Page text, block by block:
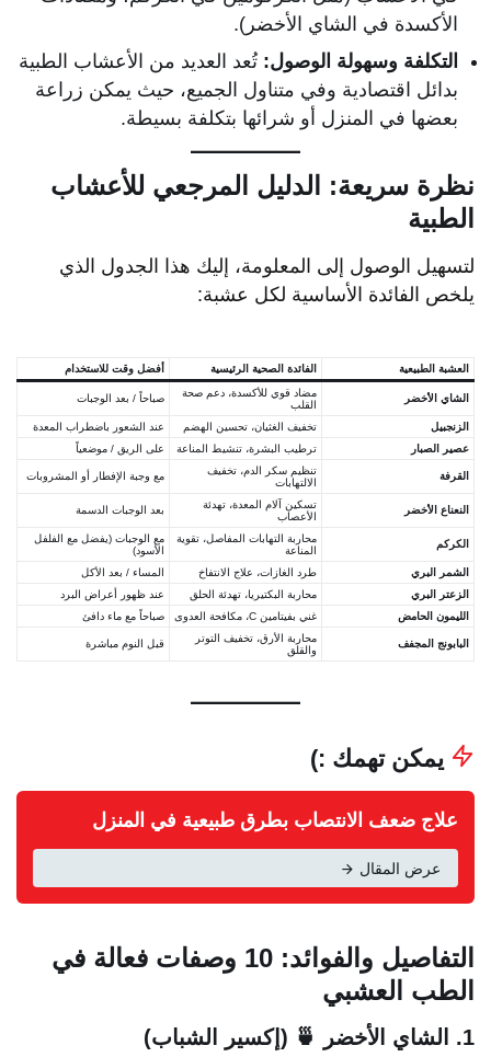
الأكسدة في الشاي الأخضر).
التكلفة وسهولة الوصول: تُعد العديد من الأعشاب الطبية
بدائل اقتصادية وفي متناول الجميع، حيث يمكن زراعة
بعضها في المنزل أو شرائها بتكلفة بسيطة.
نظرة سريعة: الدليل المرجعي للأعشاب
الطبية
لتسهيل الوصول إلى المعلومة، إليك هذا الجدول الذي
يلخص الفائدة الأساسية لكل عشبة:
العشبة الطبيعية الفائدة الصحية الرئيسية أفضل وقت للاستخدام
الشاي الأخضر
مضاد قوي للأكسدة، دعم صحة
القلب
صباحاً / بعد الوجبات
الزنجبيل تخفيف الغثيان، تحسين الهضم
عند الشعور باضطراب المعدة
عصير الصبار
ترطيب البشرة، تنشيط المناعة على الريق / موضعياً
القرفة
تنظيم سكر الدم، تخفيف
الالتهابات
مع وجبة الإفطار أو المشروبات
النعناع الأخضر
تسكين آلام المعدة، تهدئة
الأعصاب
بعد الوجبات الدسمة
الكركم
محاربة التهابات المفاصل، تقوية
المناعة
مع الوجبات (يفضل مع الفلفل
الأسود)
الشمر البري
طرد الغازات، علاج الانتفاخ
المساء / بعد الأكل
الزعتر البري
محاربة البكتيريا، تهدئة الحلق
عند ظهور أعراض البرد
الليمون الحامض
غني بفيتامين C، مكافحة العدوى صباحاً مع ماء دافئ
البابونج المجفف
محاربة الأرق، تخفيف التوتر
والقلق
قبل النوم مباشرة
يمكن تهمك :)
علاج ضعف الانتصاب بطرق طبيعية في المنزل
عرض المقال
التفاصيل والفوائد: 10 وصفات فعالة في
الطب العشبي
1. الشاي الأخضر 🍵 (إكسير الشباب)